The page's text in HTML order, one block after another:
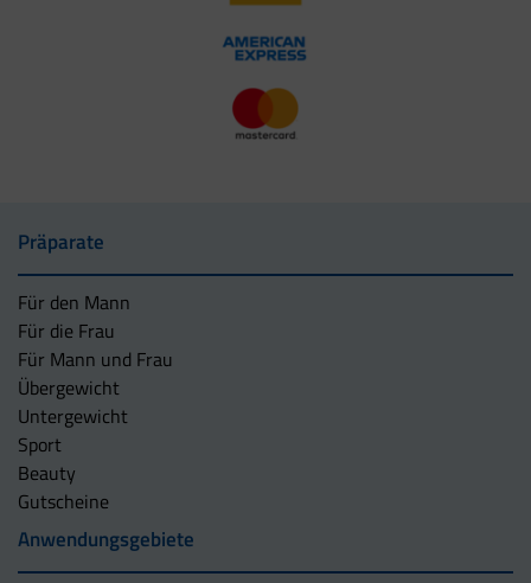
Präparate
Für den Mann
Für die Frau
Für Mann und Frau
Übergewicht
Untergewicht
Sport
Beauty
Gutscheine
Anwendungsgebiete